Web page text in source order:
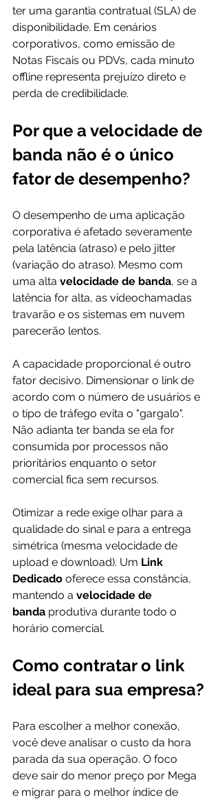
ter uma garantia contratual (SLA) de
disponibilidade. Em cenários
corporativos, como emissão de
Notas Fiscais ou PDVs, cada minuto
offline representa prejuízo direto e
perda de credibilidade.
Por que a velocidade de
banda não é o único
fator de desempenho?
O desempenho de uma aplicação
corporativa é afetado severamente
pela latência (atraso) e pelo jitter
(variação do atraso). Mesmo com
uma alta velocidade de banda, se a
latência for alta, as videochamadas
travarão e os sistemas em nuvem
parecerão lentos.
A capacidade proporcional é outro
fator decisivo. Dimensionar o link de
acordo com o número de usuários e
o tipo de tráfego evita o "gargalo".
Não adianta ter banda se ela for
consumida por processos não
prioritários enquanto o setor
comercial fica sem recursos.
Otimizar a rede exige olhar para a
qualidade do sinal e para a entrega
simétrica (mesma velocidade de
upload e download). Um Link
Dedicado oferece essa constância,
mantendo a velocidade de
banda produtiva durante todo o
horário comercial.
Como contratar o link
ideal para sua empresa?
Para escolher a melhor conexão,
você deve analisar o custo da hora
parada da sua operação. O foco
deve sair do menor preço por Mega
e migrar para o melhor índice de